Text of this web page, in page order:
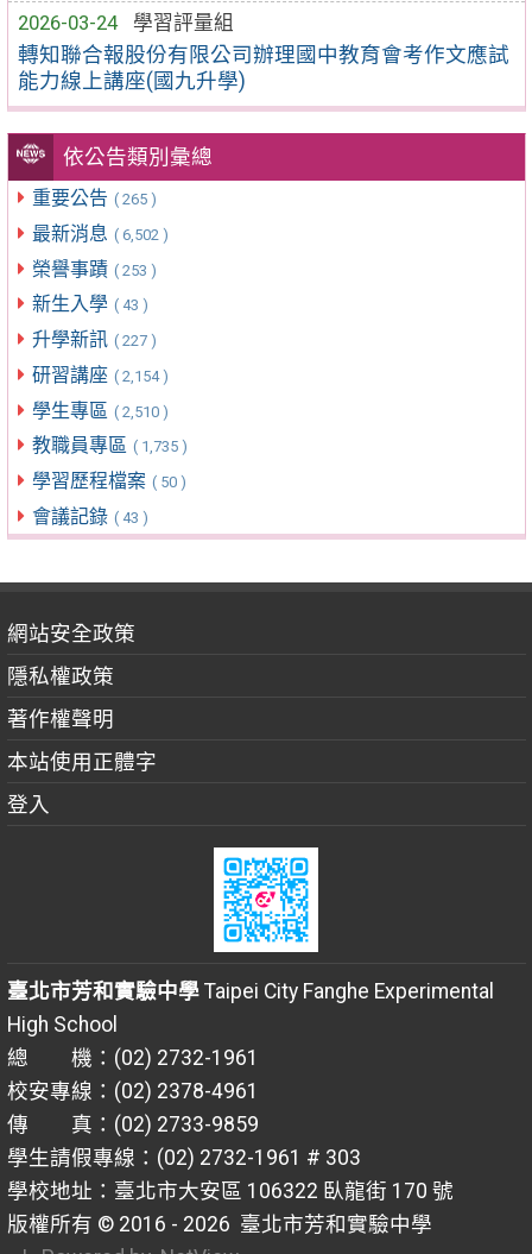
2026-03-24
學習評量組
轉知聯合報股份有限公司辦理國中教育會考作文應試
能力線上講座(國九升學)
依公告類別彙總
重要公告 ( 265 )
最新消息 ( 6,502 )
榮譽事蹟 ( 253 )
新生入學 ( 43 )
升學新訊 ( 227 )
研習講座 ( 2,154 )
學生專區 ( 2,510 )
教職員專區 ( 1,735 )
學習歷程檔案 ( 50 )
會議記錄 ( 43 )
網站安全政策
隱私權政策
著作權聲明
本站使用正體字
登入
臺北市芳和實驗中學Taipei City Fanghe Experimental
High School
總 機：(02) 2732-1961
校安專線：(02) 2378-4961
傳 真：(02) 2733-9859
學生請假專線：(02) 2732-1961 # 303
學校地址：臺北市大安區 106322 臥龍街 170 號
版權所有 © 2016 - 2026 臺北市芳和實驗中學